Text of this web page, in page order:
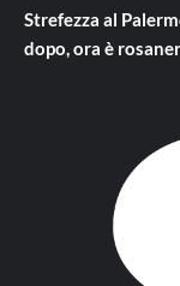
Strefezza al
dopo, ora è